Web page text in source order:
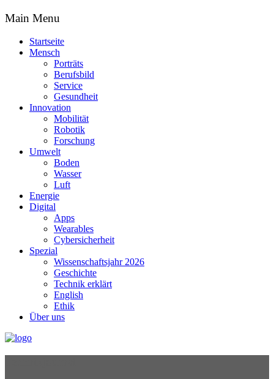
Main Menu
Startseite
Mensch
Porträts
Berufsbild
Service
Gesundheit
Innovation
Mobilität
Robotik
Forschung
Umwelt
Boden
Wasser
Luft
Energie
Digital
Apps
Wearables
Cybersicherheit
Spezial
Wissenschaftsjahr 2026
Geschichte
Technik erklärt
English
Ethik
Über uns